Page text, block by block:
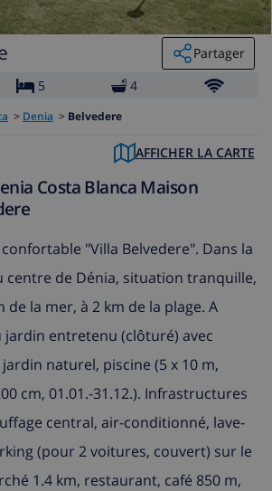
Partager
5 4
> Denia > Belvedere
AFFICHER LA CARTE
Costa Blanca Maison
"Villa Belvedere". Dans la
centre de Dénia, situation tranquille,
de la mer, à 2 km de la plage. A
jardin entretenu (clôturé) avec
naturel, piscine (5 x 10 m,
cm, 01.01.-31.12.). Infrastructures
central, air-conditionné, lave-
(pour 2 voitures, couvert) sur le
1.4 km, restaurant, café 850 m,